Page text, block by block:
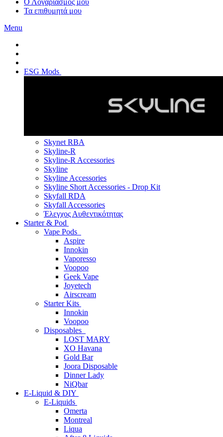
Ο Λογαριασμός μου
Τα επιθυμητά μου
Menu
ESG Mods
Skynet RBA
Skyline-R
Skyline-R Accessories
Skyline
Skyline Accessories
Skyline Short Accessories - Drop Kit
Skyfall RDA
Skyfall Accessories
Έλεγχος Αυθεντικότητας
Starter & Pod
Vape Pods
Aspire
Innokin
Vaporesso
Voopoo
Geek Vape
Joyetech
Airscream
Starter Kits
Innokin
Voopoo
Disposables
LOST MARY
XO Havana
Gold Bar
Joora Disposable
Dinner Lady
NiQbar
E-Liquid & DIY
E-Liquids
Omerta
Montreal
Liqua